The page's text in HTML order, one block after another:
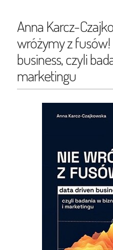
Anna Karcz-
wróżymy z fusów!
business, czyli
marketingu